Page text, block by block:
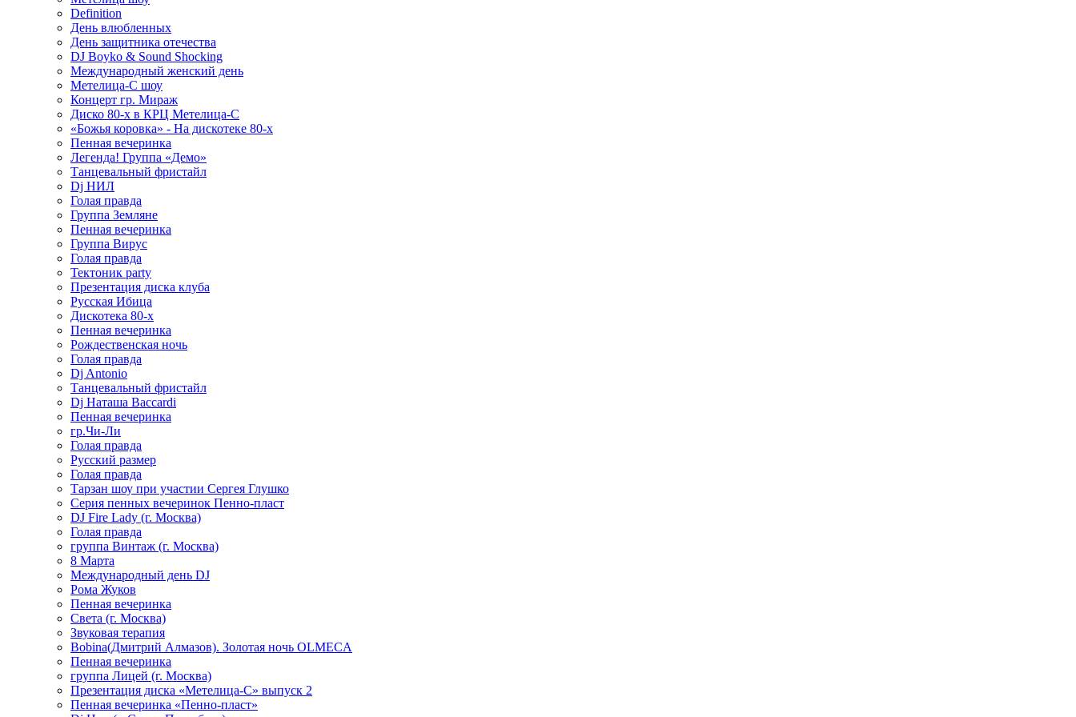
Definition
День влюбленных
День защитника отечества
DJ Boyko & Sound Shocking
Международный женский день
Метелица-С шоу
Концерт гр. Мираж
Диско 80-х в КРЦ Метелица-С
«Божья коровка» - На дискотеке 80-х
Пенная вечеринка
Легенда! Группа «Демо»
Танцевальный фристайл
Dj НИЛ
Голая правда
Группа Земляне
Пенная вечеринка
Группа Вирус
Голая правда
Тектоник party
Презентация диска клуба
Русская Ибица
Дискотека 80-х
Пенная вечеринка
Рождественская ночь
Голая правда
Dj Antonio
Танцевальный фристайл
Dj Наташа Baccardi
Пенная вечеринка
гр.Чи-Ли
Голая правда
Русский размер
Голая правда
Тарзан шоу при участии Сергея Глушко
Серия пенных вечеринок Пенно-пласт
DJ Fire Lady (г. Москва)
Голая правда
группа Винтаж (г. Москва)
8 Марта
Международный день DJ
Рома Жуков
Пенная вечеринка
Света (г. Москва)
Звуковая терапия
Bobina(Дмитрий Алмазов). Золотая ночь OLMECA
Пенная вечеринка
группа Лицей (г. Москва)
Презентация диска «Метелица-С» выпуск 2
Пенная вечеринка «Пенно-пласт»